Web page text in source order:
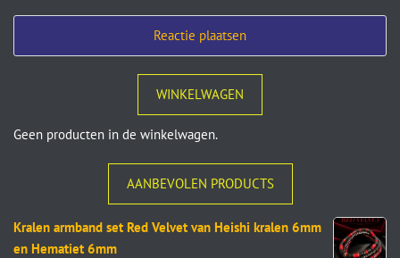
WINKELWAGEN
Geen producten in de winkelwagen.
AANBEVOLEN PRODUCTS
Kralen armband set Red Velvet van Heishi kralen 6mm
en Hematiet 6mm